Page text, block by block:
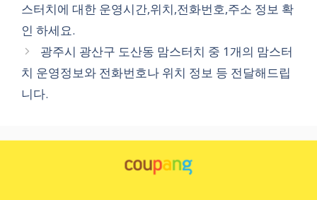
리
스터치에 대한 운영시간,위치,전화번호,주소 정보 확
인 하세요.
광주시 광산구 도산동 맘스터치 중 1개의 맘스터
치 운영정보와 전화번호나 위치 정보 등 전달해드립
니다.